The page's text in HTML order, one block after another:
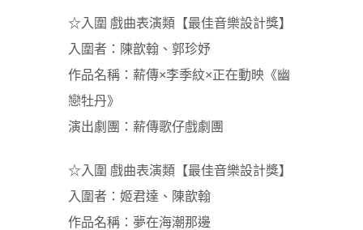
☆入圍 戲曲表演類【最佳音樂設計獎】
入圍者： 陳歆翰、郭珍妤
作品名稱： 薪傳×李季紋×正在動映《幽
戀牡丹》
演出劇團：薪傳歌仔戲劇團
☆入圍 戲曲表演類【最佳音樂設計獎】
入圍者：姬君達、陳歆翰
作品名稱：夢在海潮那邊